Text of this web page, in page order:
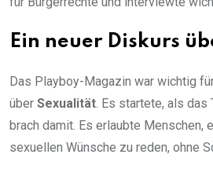
Ein neuer Diskurs
Das Playboy-Magazin war wichtig
über Sexualität. Es startete, als das
brach damit. Es erlaubte Menschen,
sexuellen Wünsche zu reden, ohne